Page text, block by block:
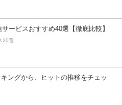
ービスおすすめ40選【徹底比較】
20選
ングから、ヒットの推移をチェッ